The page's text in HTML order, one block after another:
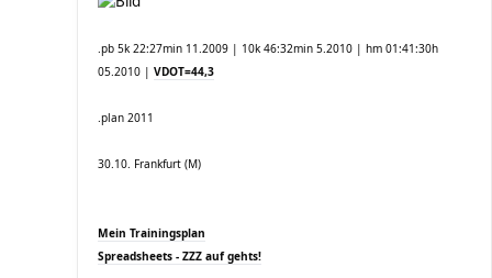
.pb 5k 22:27min 11.2009 | 10k 46:32min 5.2010 | hm 01:41:30h
05.2010 | VDOT=44,3
.plan 2011
30.10. Frankfurt (M)
Mein Trainingsplan
Spreadsheets - ZZZ auf gehts!